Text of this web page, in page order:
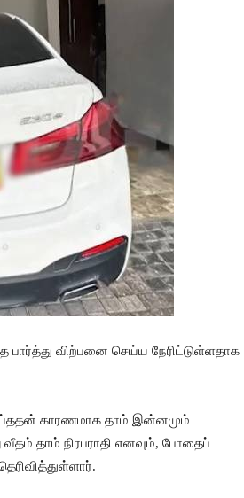
விற்பனை செய்ய நேரிட்டுள்ளதாக
காரணமாக தாம் இன்னமும்
வீதம் தாம் நிரபராதி எனவும், போதைப்